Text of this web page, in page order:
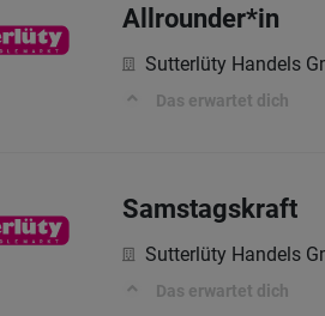
Allrounder*in
Sutterlüty Handels
Das erwartet dich
Samstagskraft
Sutterlüty Handels
Das erwartet dich